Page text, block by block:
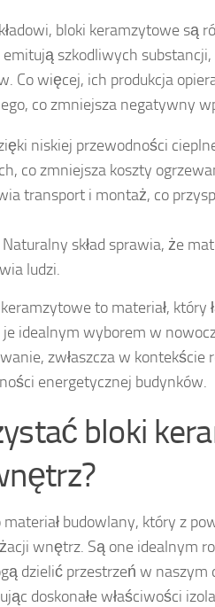
bloki keramzytowe są
emitują szkodliwych
Co więcej, ich produkcja
co zmniejsza negatywny
niskiej przewodności
co zmniejsza koszty
transport i montaż, co
Naturalny skład sprawia, że
ludzi.
to materiał, który
je idealnym wyborem w
zwłaszcza w kontekście
energetycznej budynków.
bloki
budowlany, który z
wnętrz. Są one idealnym
dzielić przestrzeń w
doskonałe właściwości